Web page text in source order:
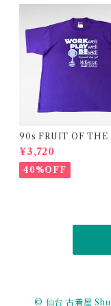
90s FRUIT OF THE
"Corporate Cup
t-shirt (made in USA)
¥3,720
40%OFF
© 仙台 古着屋